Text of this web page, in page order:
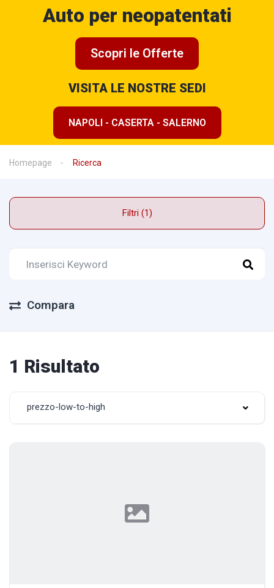
Auto per neopatentati
Scopri le Offerte
VISITA LE NOSTRE SEDI
NAPOLI - CASERTA - SALERNO
Homepage Ricerca
Filtri (1)
Compara
1 Risultato
prezzo-low-to-high